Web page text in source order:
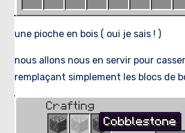
une pioche en bois ( oui je sais ! )
nous allons nous en servir pour
remplaçant simplement les blocs de